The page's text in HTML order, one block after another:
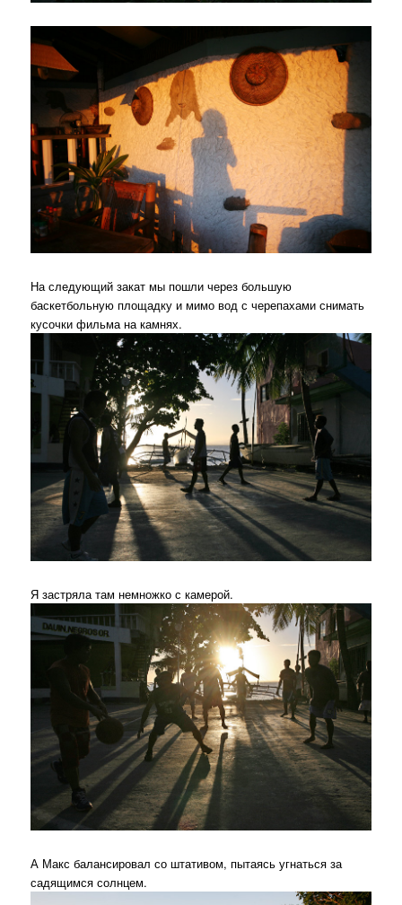
На следующий закат мы пошли через большую
баскетбольную площадку и мимо вод с черепахами снимать
кусочки фильма на камнях.
Я застряла там немножко с камерой.
А Макс балансировал со штативом, пытаясь угнаться за
садящимся солнцем.